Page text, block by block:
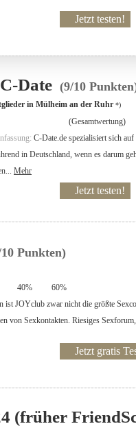
Jetzt testen!
C-Date (9/10
in Mülheim an der Ruhr *)
(Gesamtwertung)
C-Date.de spezialisiert sich
in Deutschland, wenn es darum
Mehr
Jetzt testen!
Punkten)
40%
60%
JOYclub zwar nicht die größte
von Sexkontakten. Riesiges
Jetzt gratis
(früher